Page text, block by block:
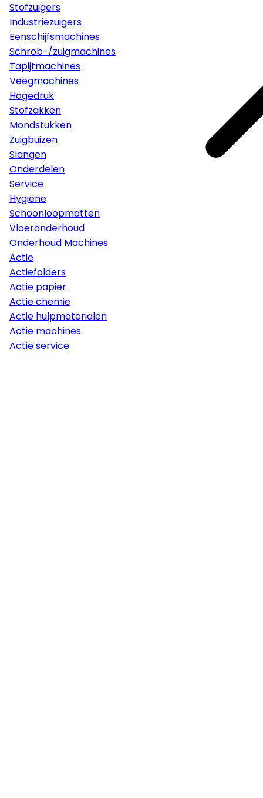
Stofzuigers
Industriezuigers
Eenschijfsmachines
Schrob-/zuigmachines
Tapijtmachines
Veegmachines
Hogedruk
Stofzakken
Mondstukken
Zuigbuizen
Slangen
Onderdelen
Service
Hygiëne
Schoonloopmatten
Vloeronderhoud
Onderhoud Machines
Actie
Actiefolders
Actie papier
Actie chemie
Actie hulpmaterialen
Actie machines
Actie service